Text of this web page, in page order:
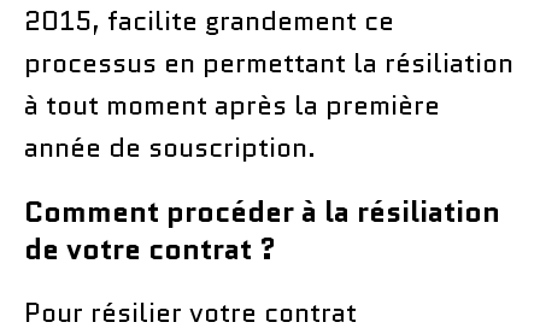
2015, facilite grandement ce
processus en permettant la résiliation
à tout moment après la première
année de souscription.
Comment procéder à la résiliation
de votre contrat ?
Pour résilier votre contrat